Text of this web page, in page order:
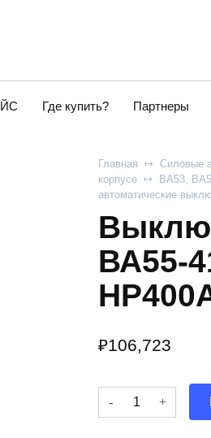
Где купить? Партнеры
Главная Силовые
корпусе
ВА53,
автоматические
ВА55-
₽106,723
Количество
Выключатель